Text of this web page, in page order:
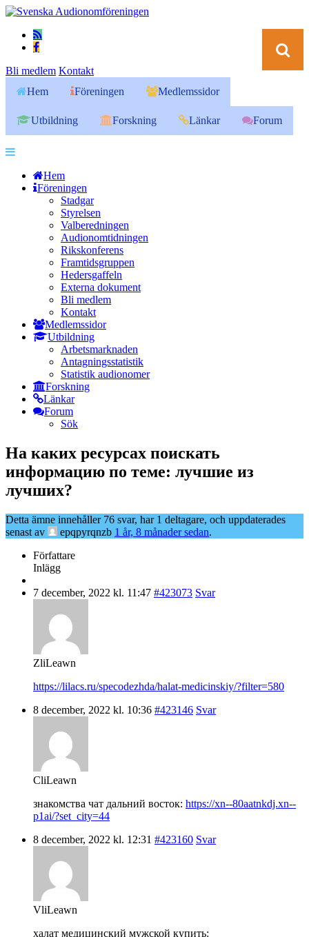
Bli medlem Kontakt
Hem
Föreningen Medlemssidor
Utbildning Forskning Länkar Forum
Hem
Föreningen
Stadgar
Styrelsen
Valberedningen
Audionomtidningen
Rikskonferens
Framtidsgruppen
Hedersgaffeln
Externa dokument
Bli medlem
Kontakt
Medlemssidor
Utbildning
Arbetsmarknaden
Antagningsstatistik
Statistik audionomer
Forskning
Länkar
Forum
Sök
На каких ресурсах поискать
информацию по теме: лучшие из
лучших?
Detta ämne innehåller 76 svar, har 1 deltagare, och uppdaterades
senast av
epqpyrqnzb 1 år, 8 månader sedan.
Författare
Inlägg
7 december, 2022 kl. 11:47 #423073 Svar
ZliLeawn
https://lilacs.ru/specodezhda/halat-medicinskiy/?filter=580
8 december, 2022 kl. 10:36 #423146 Svar
CliLeawn
знакомства чат дальний восток: https://xn--80aatnkdj.xn--
p1ai/?set_city=44
8 december, 2022 kl. 12:31 #423160 Svar
VliLeawn
халат медицинский мужской купить: